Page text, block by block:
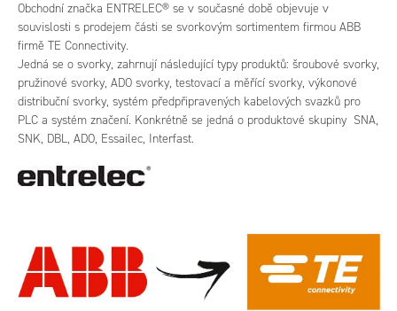
Obchodní značka ENTRELEC® se v současné době objevuje v
souvislosti s prodejem části se svorkovým sortimentem firmou ABB
firmě TE Connectivity.
Jedná se o svorky, zahrnují následující typy produktů: šroubové svorky,
pružinové svorky, ADO svorky, testovací a měřící svorky, výkonové
distribuční svorky, systém předpřipravených kabelových svazků pro
PLC a systém značení. Konkrétně se jedná o produktové skupiny SNA,
SNK, DBL, ADO, Essailec, Interfast.